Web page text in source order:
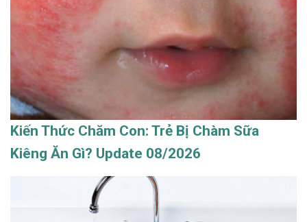
Kiến Thức Chăm Con: Trẻ Bị Chàm Sữa
Kiêng Ăn Gì? Update 08/2026